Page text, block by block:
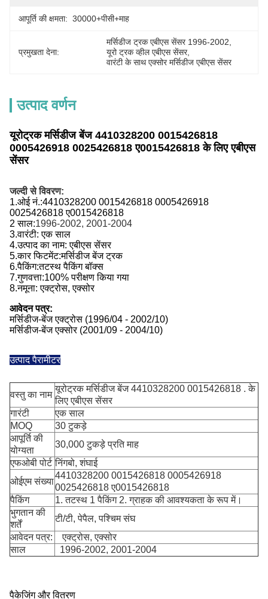
आपूर्ति की क्षमता: 30000+पीसी+माह
प्रमुखता देना:
मर्सिडीज ट्रक एबीएस सेंसर 1996-2002
यूरो ट्रक व्हील एबीएस सेंसर,
वारंटी के साथ एक्सोर मर्सिडीज एबीएस सेंसर
उत्पाद वर्णन
यूरोट्रक मर्सिडीज बेंज 4410328200 0015426818
0005426918 0025426818 ए0015426818 के लिए एबीएस
सेंसर
जल्दी से विवरण:
1.ओई नं.:4410328200 0015426818 0005426918
0025426818 ए0015426818
2 साल:1996-2002, 2001-2004
3.वारंटी: एक साल
4.उत्पाद का नाम: एबीएस सेंसर
5.कार फिटमेंट:मर्सिडीज बेंज ट्रक
6.पैकिंग:तटस्थ पैकिंग बॉक्स
7.गुणवत्ता:100% परीक्षण किया गया
8.नमूना: एक्ट्रोस, एक्सोर
आवेदन पत्र:
मर्सिडीज-बेंज एक्ट्रोस (1996/04 - 2002/10)
मर्सिडीज-बेंज एक्सोर (2001/09 - 2004/10)
उत्पाद पैरामीटर
वस्तु का नाम
यूरोट्रक मर्सिडीज बेंज 4410328200 0015426818 . के
लिए एबीएस सेंसर
गारंटी
एक साल
MOQ
30 टुकड़े
आपूर्ति की
योग्यता
30,000 टुकड़े प्रति माह
एफओबी पोर्ट निंगबो, शंघाई
ओईएम संख्या
4410328200 0015426818 0005426918
0025426818 ए0015426818
पैकिंग
1. तटस्थ 1 पैकिंग 2. ग्राहक की आवश्यकता के रूप में।
भुगतान की
शर्तें
टी/टी, पेपैल, पश्चिम संघ
आवेदन पत्र:
एक्ट्रोस, एक्सोर
साल
1996-2002, 2001-2004
पैकेजिंग और वितरण